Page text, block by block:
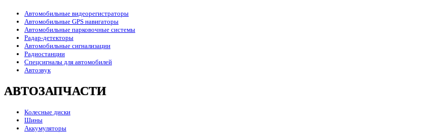
Автомобильные видеорегистраторы
Автомобильные GPS навигаторы
Автомобильные парковочные системы
Радар-детекторы
Автомобильные сигнализации
Радиостанции
Спецсигналы для автомобилей
Автозвук
АВТОЗАПЧАСТИ
Колесные диски
Шины
Аккумуляторы